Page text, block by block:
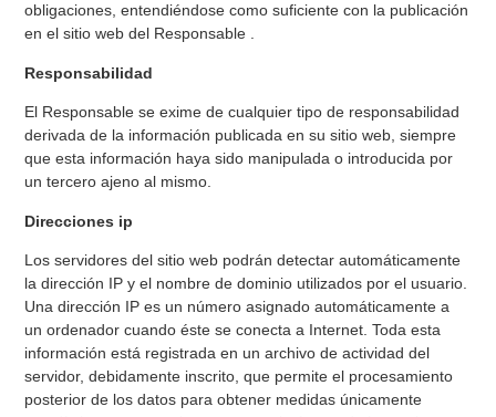
obligaciones, entendiéndose como suficiente con la publicación
en el sitio web del Responsable .
Responsabilidad
El Responsable se exime de cualquier tipo de responsabilidad
derivada de la información publicada en su sitio web, siempre
que esta información haya sido manipulada o introducida por
un tercero ajeno al mismo.
Direcciones ip
Los servidores del sitio web podrán detectar automáticamente
la dirección IP y el nombre de dominio utilizados por el usuario.
Una dirección IP es un número asignado automáticamente a
un ordenador cuando éste se conecta a Internet. Toda esta
información está registrada en un archivo de actividad del
servidor, debidamente inscrito, que permite el procesamiento
posterior de los datos para obtener medidas únicamente